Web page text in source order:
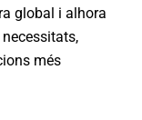
global i alhora
més